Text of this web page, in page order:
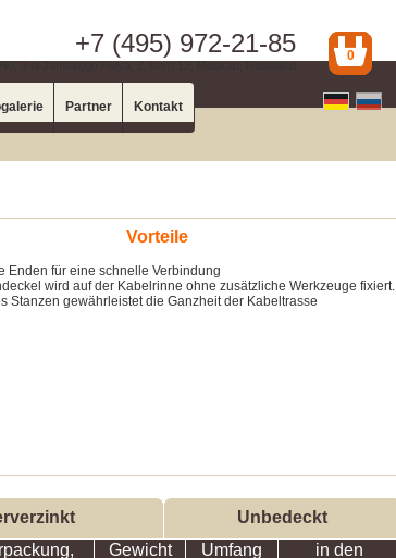
+7 (495) 972-21-85
3 ul Jamskogo Polya, 2, korp 12, Moskau, Russland
0
Partner Kontakt
Vorteile
Enden für eine schnelle Verbindung
wird auf der Kabelrinne ohne zusätzliche Werkzeuge fixiert.
Stanzen gewährleistet die Ganzheit der Kabeltrasse
Unbedeckt
Gewicht
Umfang
in den